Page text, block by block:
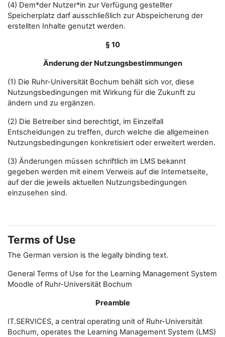
(4) Dem*der Nutzer*in zur Verfügung gestellter
Speicherplatz darf ausschließlich zur Abspeicherung der
erstellten Inhalte genutzt werden.
§ 10
Änderung der Nutzungsbestimmungen
(1) Die Ruhr-Universität Bochum behält sich vor, diese
Nutzungsbedingungen mit Wirkung für die Zukunft zu
ändern und zu ergänzen.
(2) Die Betreiber sind berechtigt, im Einzelfall
Entscheidungen zu treffen, durch welche die allgemeinen
Nutzungsbedingungen konkretisiert oder erweitert werden.
(3) Änderungen müssen schriftlich im LMS bekannt
gegeben werden mit einem Verweis auf die Internetseite,
auf der die jeweils aktuellen Nutzungsbedingungen
einzusehen sind.
Terms of Use
The German version is the legally binding text.
General Terms of Use for the Learning Management System
Moodle of Ruhr-Universität Bochum
Preamble
IT.SERVICES, a central operating unit of Ruhr-Universität
Bochum, operates the Learning Management System (LMS)